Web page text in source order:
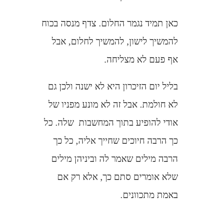
כאן תמיד נגמר החלום. צדף מנסה בכוח
להמשיך לישון, להמשיך לחלום, אבל
אף פעם לא מצליחה.
בליל יום הזיכרון היא לא ישנה ולכן גם
לא חולמת. אבל זה לא מונע מפניו של
אודי להופיע בתוך המחשבות שלה. כל
כך הרבה חיוכים שחייך אליה, כל כך
הרבה מילים שאמר לה וביניהן מילים
שלא אומרים סתם כך, אלא רק אם
באמת מתכוונים.